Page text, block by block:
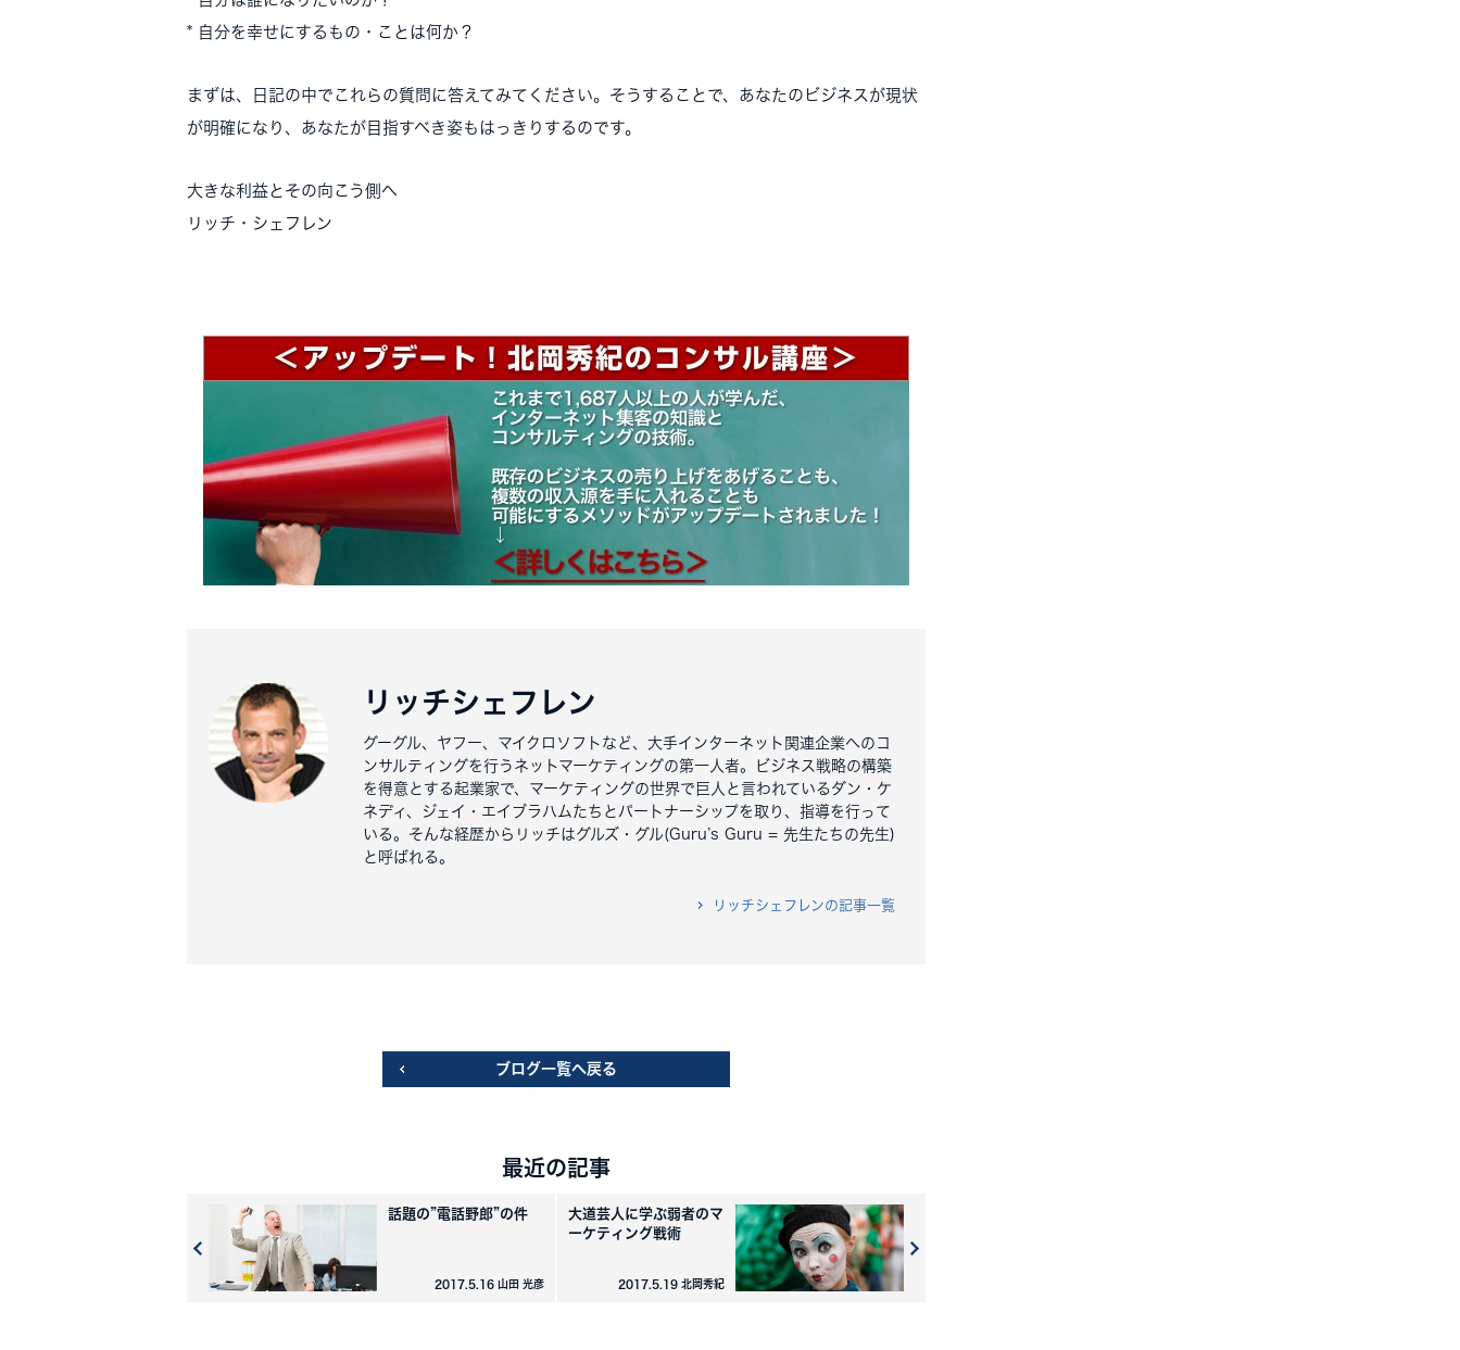
* 自分を幸せにするもの・ことは何か？
まずは、日記の中でこれらの質問に答えてみてください。そうすることで、あなたのビジネスが現状
が明確になり、あなたが目指すべき姿もはっきりするのです。
大きな利益とその向こう側へ
リッチ・シェフレン
リッチシェフレン
グーグル、ヤフー、マイクロソフトなど、大手インターネット関連企業へのコ
ンサルティングを行うネットマーケティングの第一人者。ビジネス戦略の構築
を得意とする起業家で、マーケティングの世界で巨人と言われているダン・ケ
ネディ、ジェイ・エイブラハムたちとパートナーシップを取り、指導を行って
いる。そんな経歴からリッチはグルズ・グル(Guru’s Guru = 先生たちの先生)
と呼ばれる。
リッチシェフレンの記事一覧
ブログ一覧へ戻る
最近の記事
話題の”電話野郎”の件
2017.5.16 山田 光彦
大道芸人に学ぶ弱者のマ
ーケティング戦術
2017.5.19 北岡秀紀